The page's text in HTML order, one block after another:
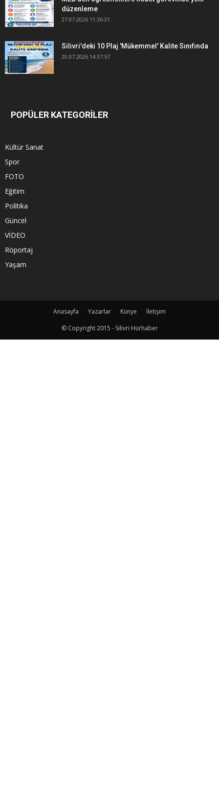
düzenleme
27.07.2026 11:36:31
Silivri'deki 10 Plaj 'Mükemmel' Kalite Sınıfında
20.07.2026 14:37:57
POPÜLER KATEGORİLER
Kültür Sanat
Spor
FOTO
Eğitim
Politika
Güncel
VİDEO
Röportaj
Yaşam
Anasayfa Yazarlar Künye
İletişim
© Copyright 2015 - Silivri Hürhaber